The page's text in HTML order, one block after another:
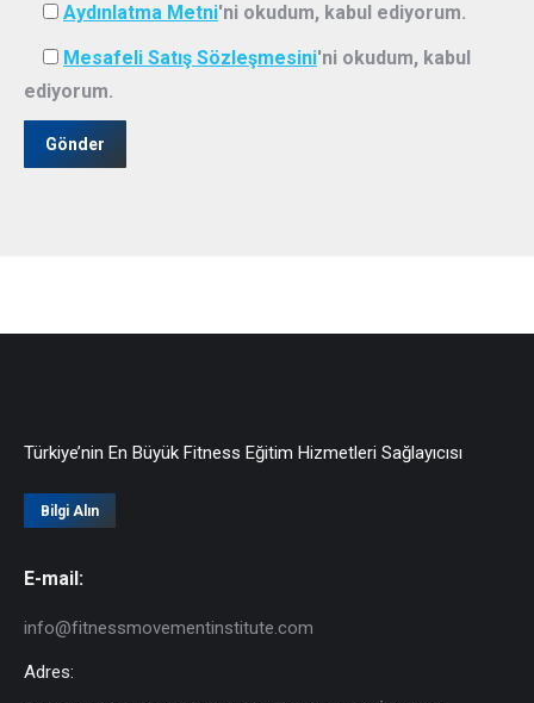
Aydınlatma Metni'ni okudum, kabul ediyorum.
Mesafeli Satış Sözleşmesini'ni okudum, kabul
ediyorum.
Türkiye’nin En Büyük Fitness Eğitim Hizmetleri Sağlayıcısı
Bilgi Alın
E-mail:
info@fitnessmovementinstitute.com
Adres: